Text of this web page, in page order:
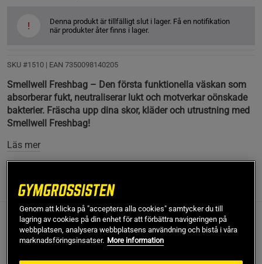
!
Denna produkt är tillfälligt slut i lager. Få en notifikation
när produkter åter finns i lager.
SKU #1510 | EAN 7350098140205
Smellwell Freshbag – Den första funktionella väskan som
absorberar fukt, neutraliserar lukt och motverkar oönskade
bakterier. Fräscha upp dina skor, kläder och utrustning med
Smellwell Freshbag!
Läs mer
Information Recensioner
Smellwell Freshbag – Den första funktionella väskan som
absorberar fukt, neutraliserar lukt och motverkar oönskade
Genom att klicka på "acceptera alla cookies" samtycker du till
lagring av cookies på din enhet för att förbättra navigeringen på
webbplatsen, analysera webbplatsens användning och bistå i våra
marknadsföringsinsatser. More information